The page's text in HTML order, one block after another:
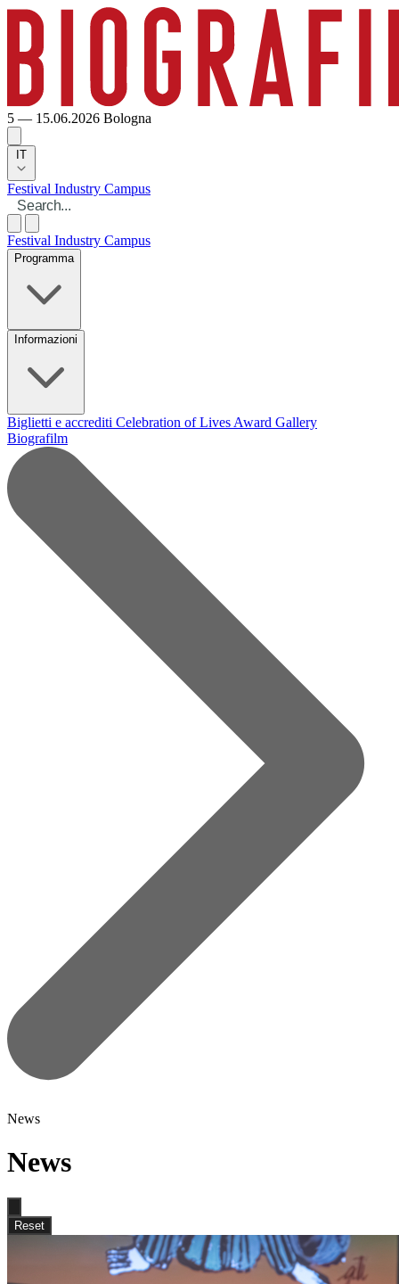
5 — 15.06.2026 Bologna
IT
Festival Industry Campus
Festival Industry Campus
Programma
Informazioni
Biglietti e accrediti Celebration of Lives Award Gallery
Biografilm
News
News
Reset